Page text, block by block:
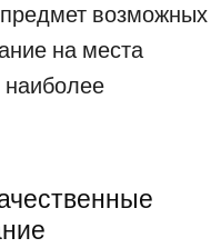
возможных
на места
наиболее